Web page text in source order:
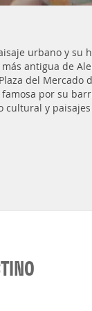
urbano y su
antigua de
del Mercado
por su
cultural y